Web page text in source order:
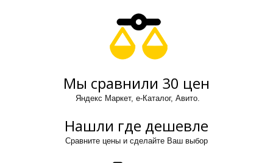
Мы сравнили 30 цен
Яндекс Маркет, е-Каталог, Авито.
Нашли где дешевле
Сравните цены и сделайте Ваш выбор